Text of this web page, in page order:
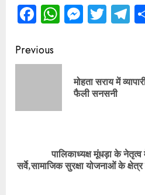
Facebook
WhatsApp
Continue
Reading
Previous
मोहता सराय में
फैली सनसनी
Next
पालिकाध्यक्ष मूंधड़ा के
सर्वे,सामाजिक सुरक्षा योजनाओं के